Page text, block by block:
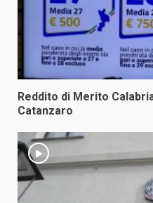
Reddito di Merito
Catanzaro